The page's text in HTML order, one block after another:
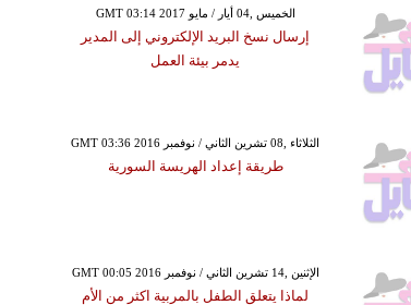
GMT 03:14 2017 الخميس ,04 أيار / مايو
إرسال نسخ البريد الإلكتروني إلى المدير
يدمر بيئة العمل
GMT 03:36 2016 الثلاثاء ,08 تشرين الثاني / نوفمبر
طريقة إعداد الهريسة السورية
GMT 00:05 2016 الإثنين ,14 تشرين الثاني / نوفمبر
لماذا يتعلق الطفل بالمربية اكثر من الأم